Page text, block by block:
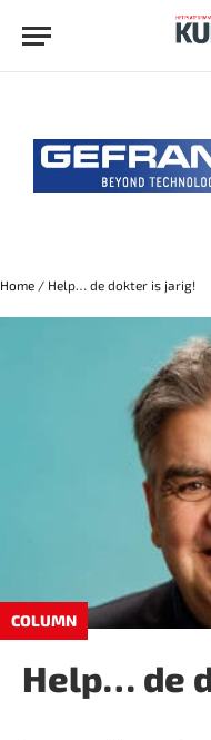
COLUMN
Home / Help… de dokter is jarig!
Help… de